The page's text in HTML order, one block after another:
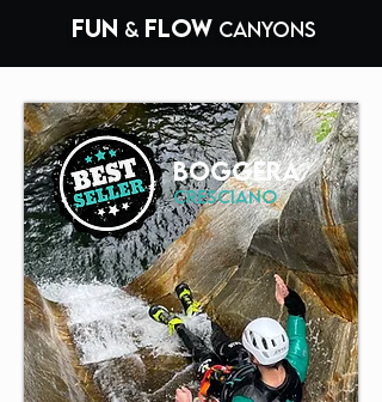
FUN & FLOW CANYONS
BOGGERA
cresciano